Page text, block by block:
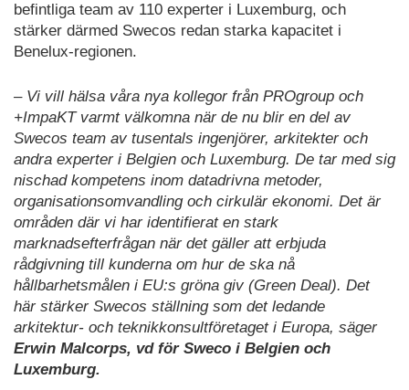
befintliga team av 110 experter i Luxemburg, och
stärker därmed Swecos redan starka kapacitet i
Benelux-regionen.
– Vi vill hälsa våra nya kollegor från PROgroup och
+ImpaKT varmt välkomna när de nu blir en del av
Swecos team av tusentals ingenjörer, arkitekter och
andra experter i Belgien och Luxemburg. De tar med sig
nischad kompetens inom datadrivna metoder,
organisationsomvandling och cirkulär ekonomi. Det är
områden där vi har identifierat en stark
marknadsefterfrågan när det gäller att erbjuda
rådgivning till kunderna om hur de ska nå
hållbarhetsmålen i EU:s gröna giv (Green Deal). Det
här stärker Swecos ställning som det ledande
arkitektur- och teknikkonsultföretaget i Europa, säger
Erwin Malcorps, vd för Sweco i Belgien och
Luxemburg.